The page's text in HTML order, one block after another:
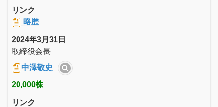
リンク
略歴
2024年3月31日
取締役会長
中澤敬史
20,000株
リンク